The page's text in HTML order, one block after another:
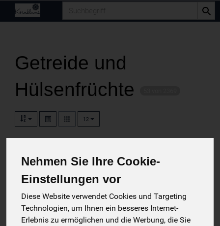
Nehmen Sie Ihre Cookie-
Einstellungen vor
Diese Website verwendet Cookies und Targeting
Technologien, um Ihnen ein besseres Internet-
Erlebnis zu ermöglichen und die Werbung, die Sie
Getreide und
Hülsenfrüchte
12
Getreide Hülsenfrüchte